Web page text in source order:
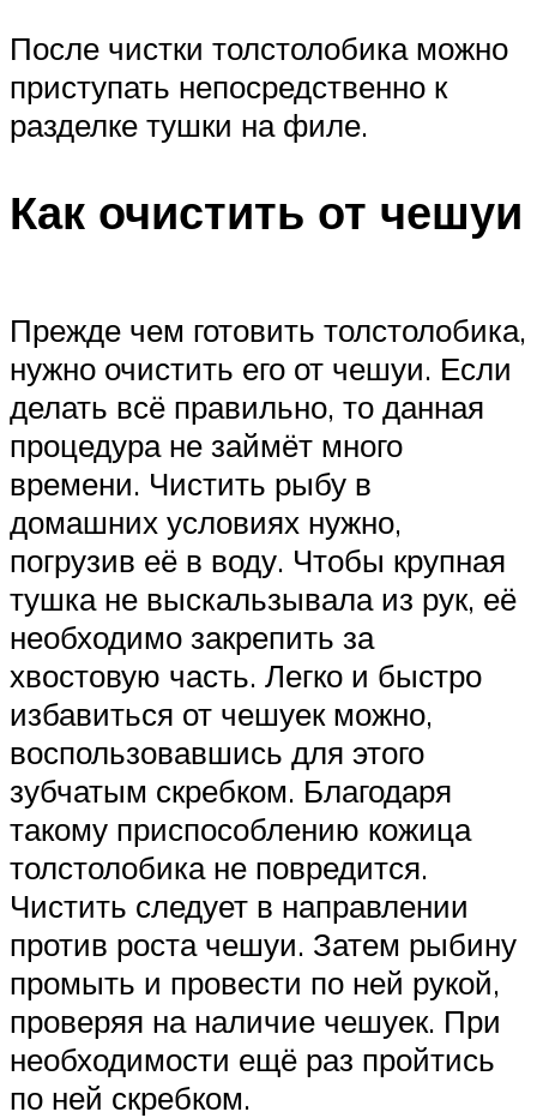
После чистки толстолобика можно
приступать непосредственно к
разделке тушки на филе.
Как очистить от чешуи
Прежде чем готовить толстолобика,
нужно очистить его от чешуи. Если
делать всё правильно, то данная
процедура не займёт много
времени. Чистить рыбу в
домашних условиях нужно,
погрузив её в воду. Чтобы крупная
тушка не выскальзывала из рук, её
необходимо закрепить за
хвостовую часть. Легко и быстро
избавиться от чешуек можно,
воспользовавшись для этого
зубчатым скребком. Благодаря
такому приспособлению кожица
толстолобика не повредится.
Чистить следует в направлении
против роста чешуи. Затем рыбину
промыть и провести по ней рукой,
проверяя на наличие чешуек. При
необходимости ещё раз пройтись
по ней скребком.